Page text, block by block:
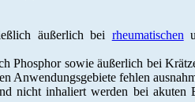
äußerlich bei rheumatischen
Phosphor sowie äußerlich bei
Anwendungsgebiete fehlen
nicht inhaliert werden bei akuten